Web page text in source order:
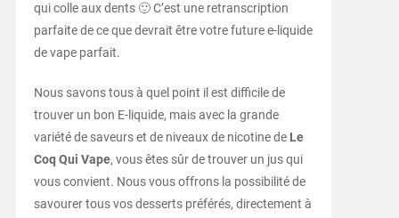
qui colle aux dents 🙂 C’est une retranscription
parfaite de ce que devrait être votre future e-liquide
de vape parfait.
Nous savons tous à quel point il est difficile de
trouver un bon E-liquide, mais avec la grande
variété de saveurs et de niveaux de nicotine de Le
Coq Qui Vape, vous êtes sûr de trouver un jus qui
vous convient. Nous vous offrons la possibilité de
savourer tous vos desserts préférés, directement à